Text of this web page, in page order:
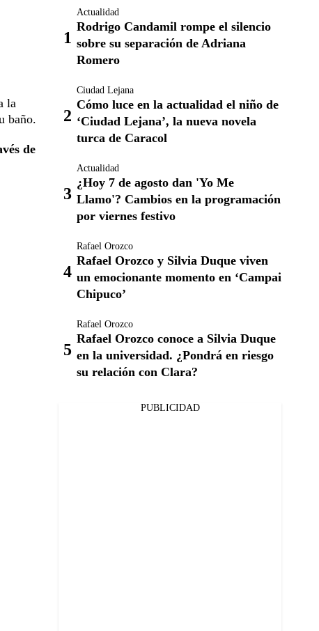
la
baño.
de
Actualidad
Rodrigo Candamil rompe el silencio
sobre su separación de Adriana
Romero
Ciudad Lejana
Cómo luce en la actualidad el niño de
‘Ciudad Lejana’, la nueva novela
turca de Caracol
Actualidad
¿Hoy 7 de agosto dan 'Yo Me
Llamo'? Cambios en la programación
por viernes festivo
Rafael Orozco
Rafael Orozco y Silvia Duque viven
un emocionante momento en ‘Campai
Chipuco’
Rafael Orozco
Rafael Orozco conoce a Silvia Duque
en la universidad. ¿Pondrá en riesgo
su relación con Clara?
PUBLICIDAD